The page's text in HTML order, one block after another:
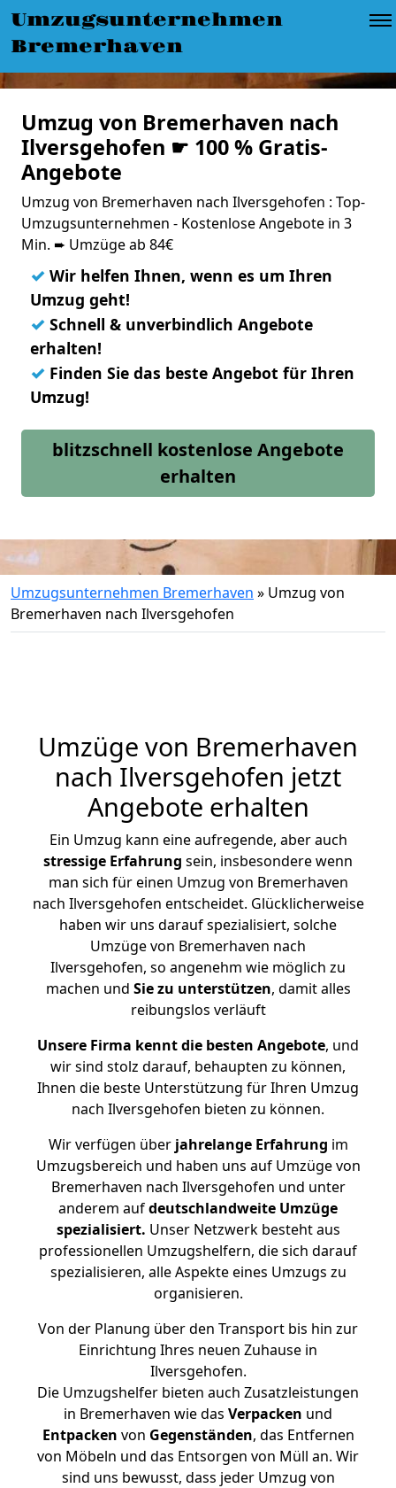
Umzugsunternehmen
Bremerhaven
Umzug von Bremerhaven nach
Ilversgehofen ☛ 100 % Gratis-
Angebote
Umzug von Bremerhaven nach Ilversgehofen : Top-
Umzugsunternehmen - Kostenlose Angebote in 3
Min. ➨ Umzüge ab 84€
✓ Wir helfen Ihnen, wenn es um Ihren
Umzug geht!
✓ Schnell & unverbindlich Angebote
erhalten!
✓ Finden Sie das beste Angebot für Ihren
Umzug!
blitzschnell kostenlose Angebote
erhalten
Umzugsunternehmen Bremerhaven » Umzug von
Bremerhaven nach Ilversgehofen
Umzüge von Bremerhaven
nach Ilversgehofen jetzt
Angebote erhalten
Ein Umzug kann eine aufregende, aber auch
stressige Erfahrung sein, insbesondere wenn
man sich für einen Umzug von Bremerhaven
nach Ilversgehofen entscheidet. Glücklicherweise
haben wir uns darauf spezialisiert, solche
Umzüge von Bremerhaven nach
Ilversgehofen, so angenehm wie möglich zu
machen und Sie zu unterstützen, damit alles
reibungslos verläuft
Unsere Firma kennt die besten Angebote, und
wir sind stolz darauf, behaupten zu können,
Ihnen die beste Unterstützung für Ihren Umzug
nach Ilversgehofen bieten zu können.
Wir verfügen überjahrelange Erfahrung im
Umzugsbereich und haben uns auf Umzüge von
Bremerhaven nach Ilversgehofen und unter
anderem aufdeutschlandweite Umzüge
spezialisiert. Unser Netzwerk besteht aus
professionellen Umzugshelfern, die sich darauf
spezialisieren, alle Aspekte eines Umzugs zu
organisieren.
Von der Planung über den Transport bis hin zur
Einrichtung Ihres neuen Zuhause in
Ilversgehofen.
Die Umzugshelfer bieten auch Zusatzleistungen
in Bremerhaven wie das Verpacken und
Entpacken von Gegenständen, das Entfernen
von Möbeln und das Entsorgen von Müll an. Wir
sind uns bewusst, dass jeder Umzug von